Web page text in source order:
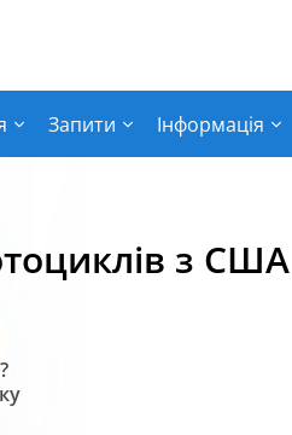
з
Запити Інформація